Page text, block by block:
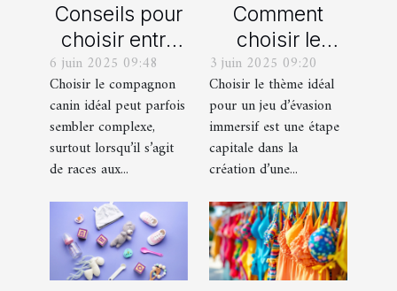
Conseils pour
choisir entre
un berger
blanc suisse
et un berger
américain
miniature
6 juin 2025 09:48
Choisir le compagnon
canin idéal peut parfois
sembler complexe,
surtout lorsqu’il s’agit
de races aux...
Comment
choisir le
thème parfait
pour votre
prochain jeu
d'évasion
immersif
3 juin 2025 09:20
Choisir le thème idéal
pour un jeu d’évasion
immersif est une étape
capitale dans la
création d’une...